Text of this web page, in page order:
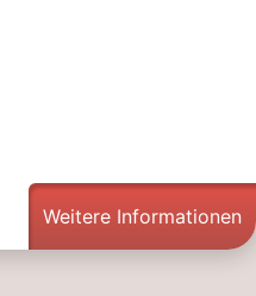
Weitere Informationen